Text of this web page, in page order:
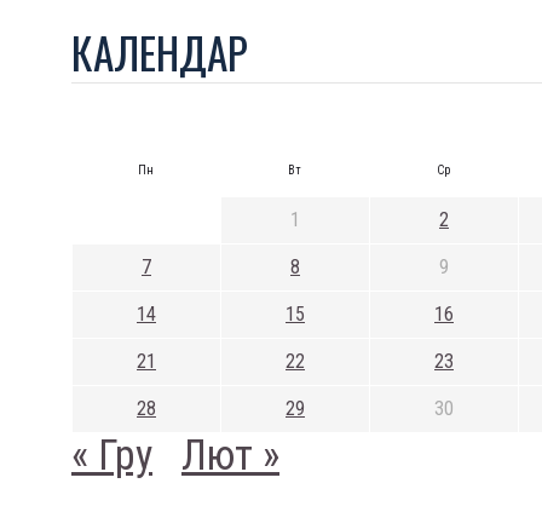
КАЛЕНДАР
Пн Вт Ср
1 2
7 8 9
14 15 16
21 22 23
28 29 30
« Гру Лют »